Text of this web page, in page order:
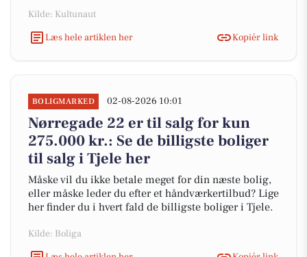
Kilde: Kultunaut
Læs hele artiklen her
Kopiér link
BOLIGMARKED 02-08-2026 10:01
Nørregade 22 er til salg for kun
275.000 kr.: Se de billigste boliger
til salg i Tjele her
Måske vil du ikke betale meget for din næste bolig,
eller måske leder du efter et håndværkertilbud? Lige
her finder du i hvert fald de billigste boliger i Tjele.
Kilde: Boliga